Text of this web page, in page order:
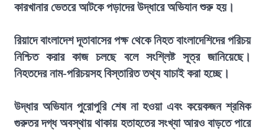
কারখানার ভেতরে আটকে পড়াদের উদ্ধারে অভিযান শুরু হয়।
রিয়াদে বাংলাদেশ দূতাবাসের পক্ষ থেকে নিহত বাংলাদেশিদের পরিচয়
নিশ্চিত করার কাজ চলছে বলে সংশ্লিষ্ট সূত্র জানিয়েছে।
নিহতদের নাম-পরিচয়সহ বিস্তারিত তথ্য যাচাই করা হচ্ছে।
উদ্ধার অভিযান পুরোপুরি শেষ না হওয়া এবং কয়েকজন শ্রমিক
গুরুতর দগ্ধ অবস্থায় থাকায় হতাহতের সংখ্যা আরও বাড়তে পারে